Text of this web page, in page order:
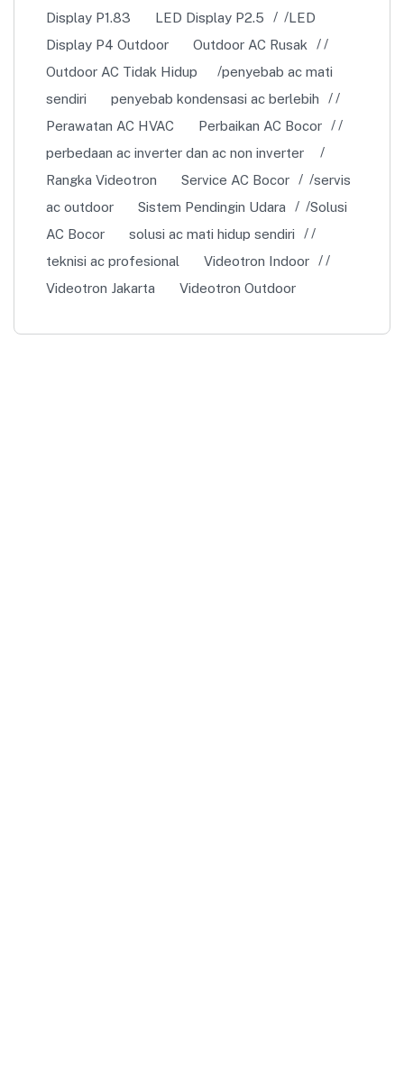
Display P1.83
LED Display P2.5
LED
Display P4 Outdoor
Outdoor AC Rusak
Outdoor AC Tidak Hidup
penyebab ac mati
sendiri
penyebab kondensasi ac berlebih
Perawatan AC HVAC
Perbaikan AC Bocor
perbedaan ac inverter dan ac non inverter
Rangka Videotron
Service AC Bocor
servis
ac outdoor
Sistem Pendingin Udara
Solusi
AC Bocor
solusi ac mati hidup sendiri
teknisi ac profesional
Videotron Indoor
Videotron Jakarta
Videotron Outdoor